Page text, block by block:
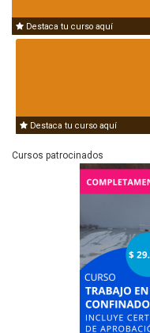
Destaca tu curso aquí
Destaca tu curso aquí
Cursos patrocinados